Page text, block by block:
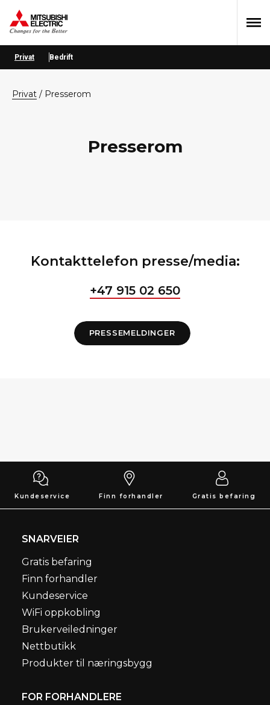
Hopp
menyen
Hopp
Hopp
Privat Bedrift
privat / Presserom
Presserom
Kontakttelefon presse/media:
+47 915 02 650
PRESSEMELDINGER
Kundeservice Finn forhandler Gratis befaring
SNARVEIER
Gratis befaring
Finn forhandler
Kundeservice
WiFi oppkobling
Brukerveiledninger
Nettbutikk
Produkter til næringsbygg
FOR FORHANDLERE